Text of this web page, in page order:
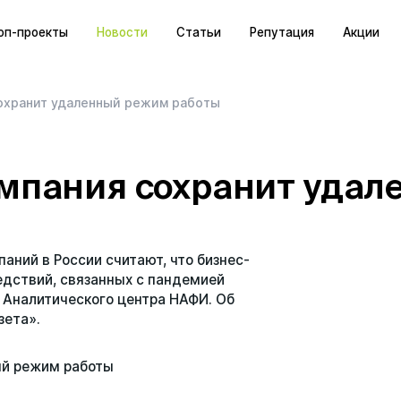
проекты Новости Статьи Репутация Акции
удаленный режим работы
сохранит
в России считают, что бизнес-
связанных с пандемией
Аналитического центра НАФИ. Об
режим работы